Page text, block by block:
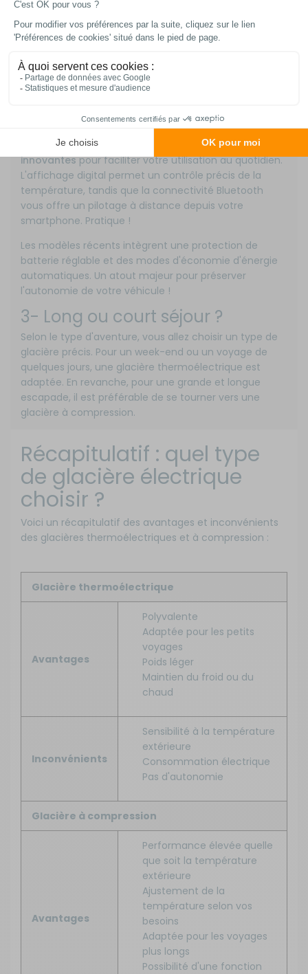
environ 28 à 30 cm de hauteur.
Pensez à adapter la taille de votre glacière à vos
important risque d'augmenter la consommation
électrique sans réel bénéfice pour votre confort.
disponibles
Les glacières proposent désormais desfonctionnalités
innovantespour faciliter votre utilisation au quotidien.
L'affichage digital permet un contrôle précis de la
température, tandis que la connectivité Bluetooth
vous offre un pilotage à distance depuis votre
smartphone. Pratique !
Les modèles récents intègrent une protection de
batterie réglable et des modes d'économie d'énergie
automatiques. Un atout majeur pour préserver
l'autonomie de votre véhicule !
3- Long ou court séjour ?
Selon le type d'aventure, vous allez choisir un type de
glacière précis. Pour un week-end ou un voyage de
quelques jours, une glacière thermoélectrique est
adaptée. En revanche, pour une grande et longue
escapade, il est préférable de se tourner vers une
glacière à compression.
Récapitulatif : quel type
de glacière électrique
choisir ?
Voici un récapitulatif des avantages et inconvénients
des glacières thermoélectriques et à compression :
Glacière thermoélectrique
Avantages
Polyvalente
Adaptée pour les petits
voyages
Poids léger
Maintien du froid ou du
chaud
Inconvénients
Sensibilité à la température
extérieure
Consommation électrique
Pas d'autonomie
Glacière à compression
Avantages
Performance élevée quelle
que soit la température
extérieure
Ajustement de la
température selon vos
besoins
Adaptée pour les voyages
plus longs
Possibilité d'une fonction